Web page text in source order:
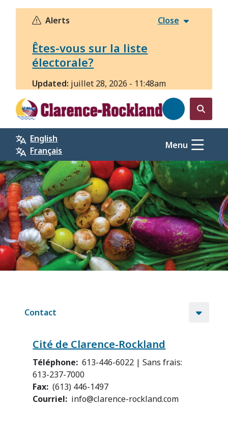
Aller
principal
Alerts Close
Êtes-vous sur la liste
électorale?
Updated: juillet 28, 2026 - 11:48am
Open
the
search
form
English
Français
Menu
Contact
Cité de Clarence-Rockland
Téléphone
613-446-6022 | Sans frais:
613-237-7000
Fax (613) 446-1497
Courriel
info@clarence-rockland.com